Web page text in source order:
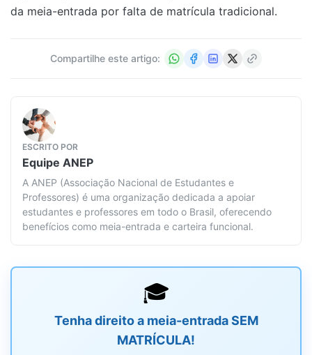
da meia-entrada por falta de matrícula tradicional.
Compartilhe este artigo:
ESCRITO POR
Equipe ANEP
A ANEP (Associação Nacional de Estudantes e
Professores) é uma organização dedicada a apoiar
estudantes e professores em todo o Brasil, oferecendo
benefícios como meia-entrada e carteira funcional.
🎓
Tenha direito a meia-entrada SEM
MATRÍCULA!